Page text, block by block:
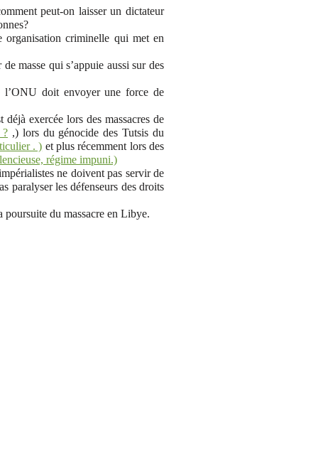
peut-on laisser un dictateur
organisation criminelle qui met en
masse qui s’appuie aussi sur des
l’ONU doit envoyer une force de
exercée lors des massacres de
? ,) lors du génocide des Tutsis du
. ) et plus récemment lors des
régime impuni.)
ne doivent pas servir de
paralyser les défenseurs des droits
du massacre en Libye.